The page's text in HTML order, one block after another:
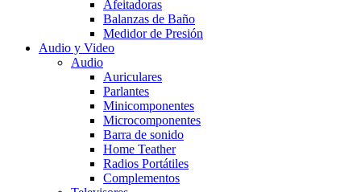
Afeitadoras
Balanzas de Baño
Medidor de Presión
Audio y Video
Audio
Auriculares
Parlantes
Minicomponentes
Microcomponentes
Barra de sonido
Home Teather
Radios Portátiles
Complementos